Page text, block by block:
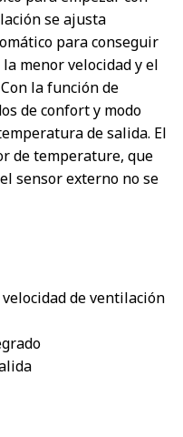
se ajusta
para conseguir
menor velocidad y el
la función de
de confort y modo
de salida. El
de temperature, que
sensor externo no se
de ventilación